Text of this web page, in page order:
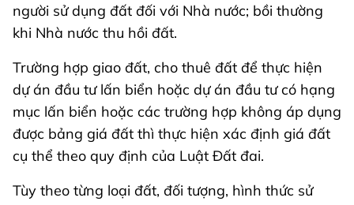
người sử dụng đất đối với Nhà nước; bồi thường
khi Nhà nước thu hồi đất.
Trường hợp giao đất, cho thuê đất để thực hiện
dự án đầu tư lấn biển hoặc dự án đầu tư có hạng
mục lấn biển hoặc các trường hợp không áp dụng
được bảng giá đất thì thực hiện xác định giá đất
cụ thể theo quy định của Luật Đất đai.
Tùy theo từng loại đất, đối tượng, hình thức sử